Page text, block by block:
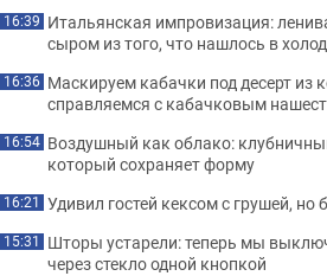
16:39 Итальянская импровизация:
сыром из того, что нашлось в
16:36 Маскируем кабачки под десерт из
справляемся с кабачковым
16:54 Воздушный как облако:
который сохраняет форму
16:21 Удивил гостей кексом с грушей, но
15:31 Шторы устарели: теперь мы
через стекло одной кнопкой